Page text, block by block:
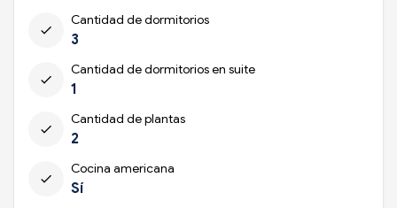
check
Cantidad de dormitorios
3
check
Cantidad de dormitorios en suite
1
check
Cantidad de plantas
2
check
Cocina americana
Sí